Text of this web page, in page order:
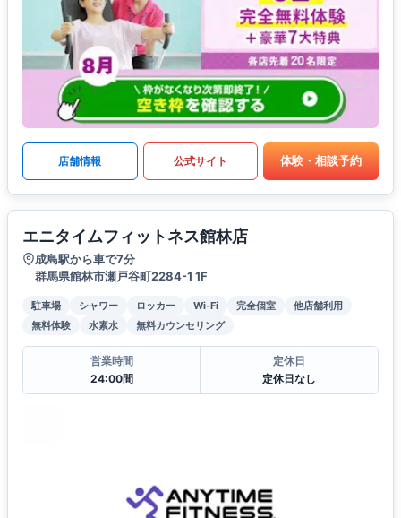
店舗情報 公式サイト 体験・相談予約
エニタイムフィットネス館林店
成島駅から車で7分
群馬県館林市瀬戸谷町2284-1 1F
駐車場 シャワー ロッカー Wi-Fi 完全個室
他店舗利用
無料体験
水素水 無料カウンセリング
営業時間
24:00間
定休日
定休日なし